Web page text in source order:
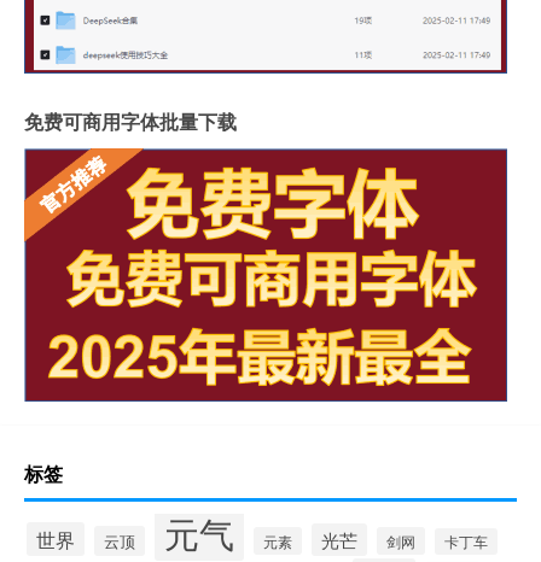
免费可商用字体批量下载
标签
世界 云顶 元气 元素 光芒 剑网 卡丁车